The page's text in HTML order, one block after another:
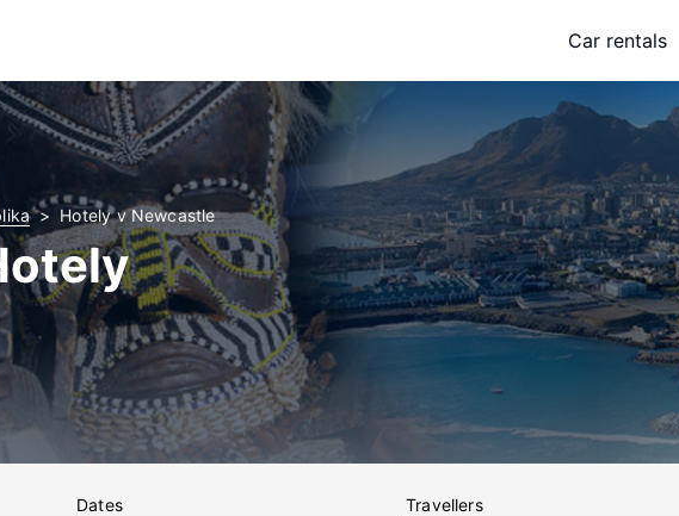
Car rentals
Hotely v Newcastle
Dates Travellers